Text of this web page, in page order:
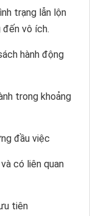
trạng lẫn lộn
vô ích.
hành động
trong khoảng
đầu việc
có liên quan
tiên